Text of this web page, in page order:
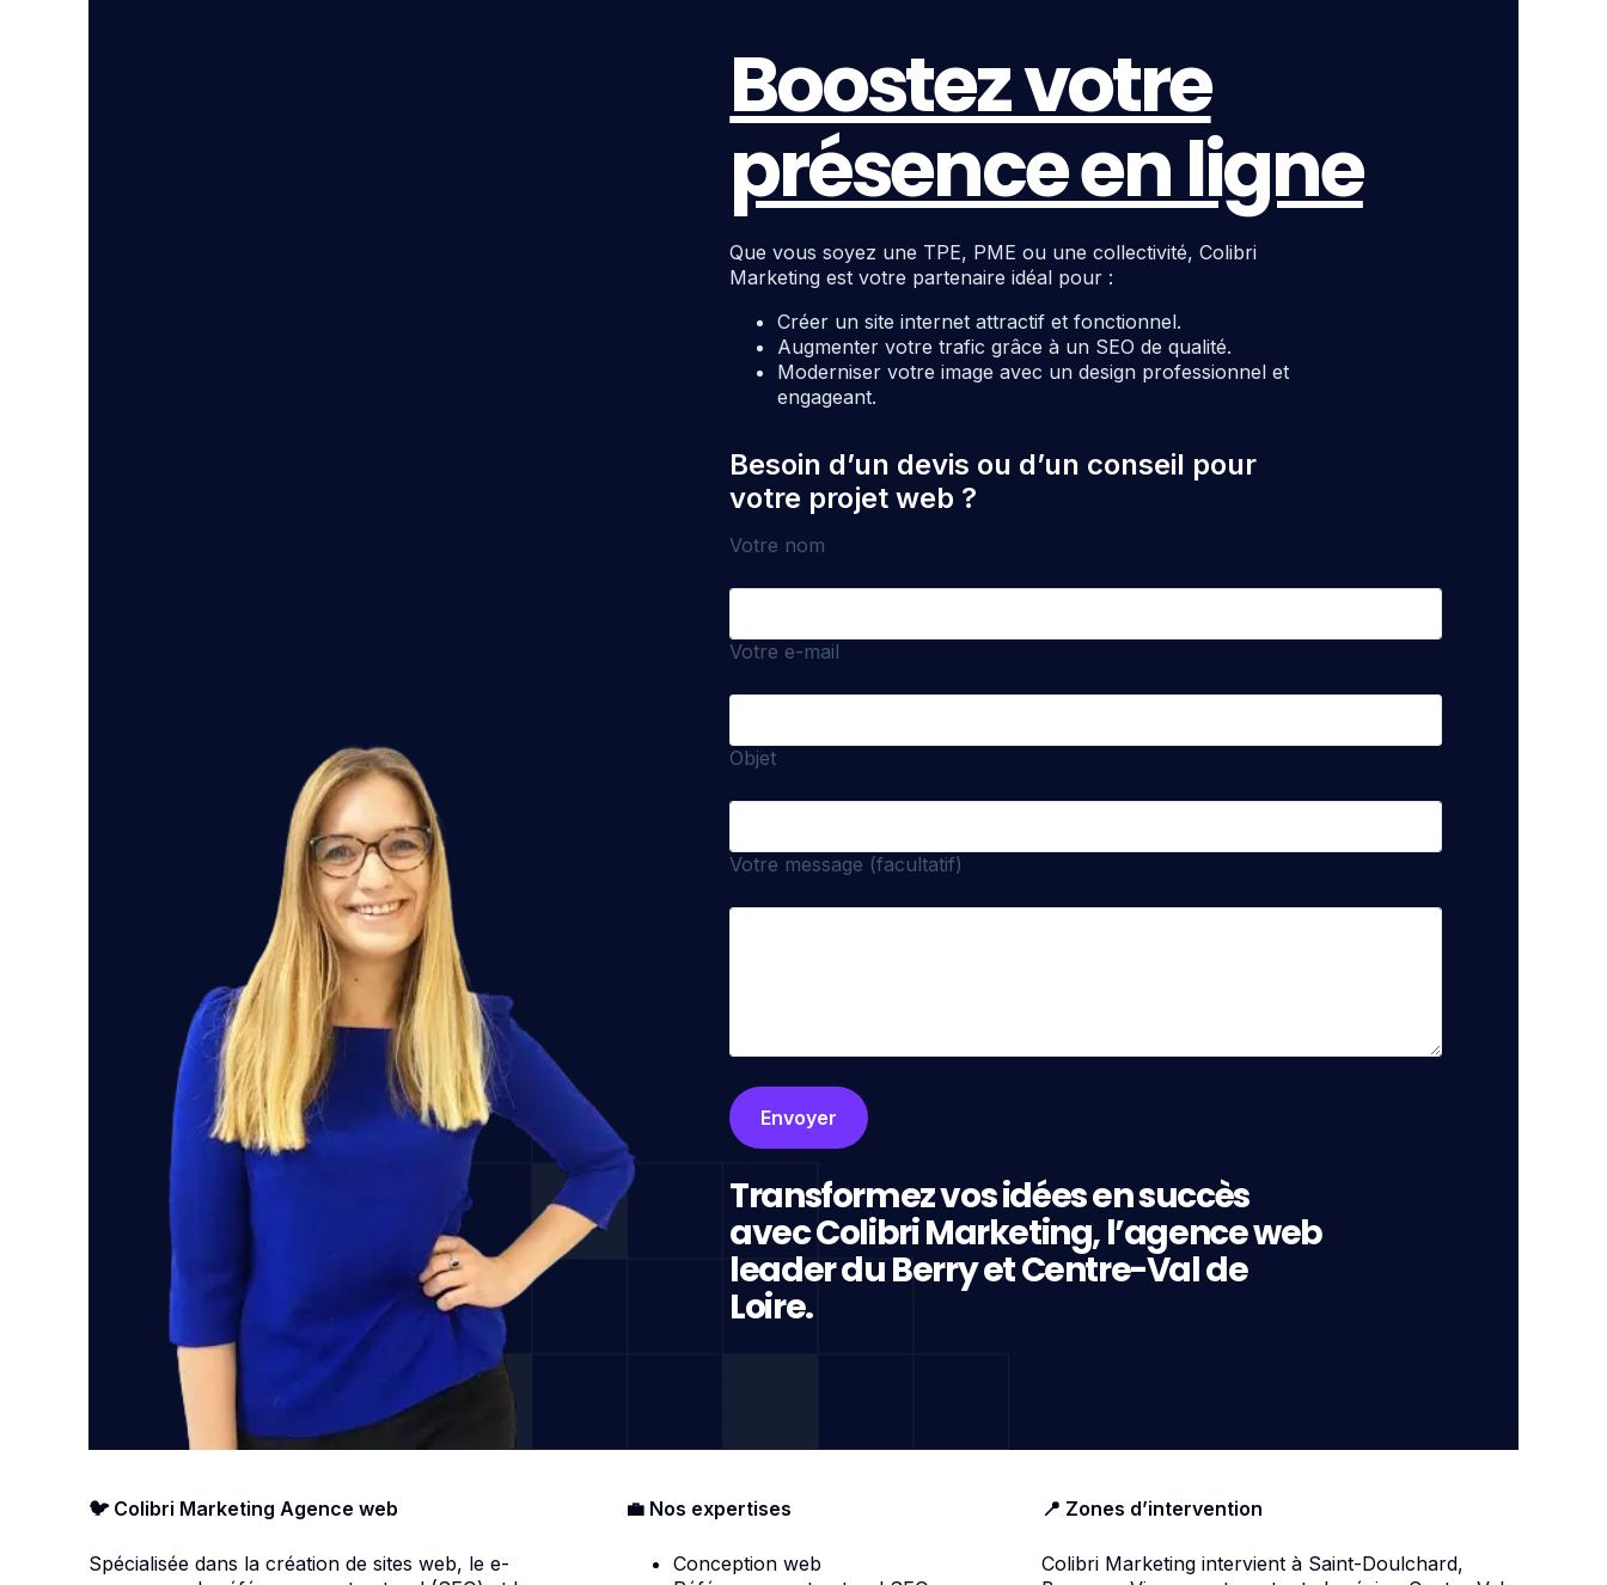
Boostez votre
présence en ligne
Que vous soyez une TPE, PME ou une collectivité, Colibri
Marketing est votre partenaire idéal pour :
Créer un site internet attractif et fonctionnel.
Augmenter votre trafic grâce à un SEO de qualité.
Moderniser votre image avec un design professionnel et
engageant.
Besoin d’un devis ou d’un conseil pour
votre projet web ?
Votre nom
Votre e-mail
Objet
Votre message (facultatif)
Transformez vos idées en succès
avec Colibri Marketing, l’agence web
leader du Berry et Centre-Val de
Loire.
🐦 Colibri Marketing Agence web
Spécialisée dans la création de sites web, le e-
💼 Nos expertises
Conception web
📍 Zones d’intervention
Colibri Marketing intervient à Saint-Doulchard,